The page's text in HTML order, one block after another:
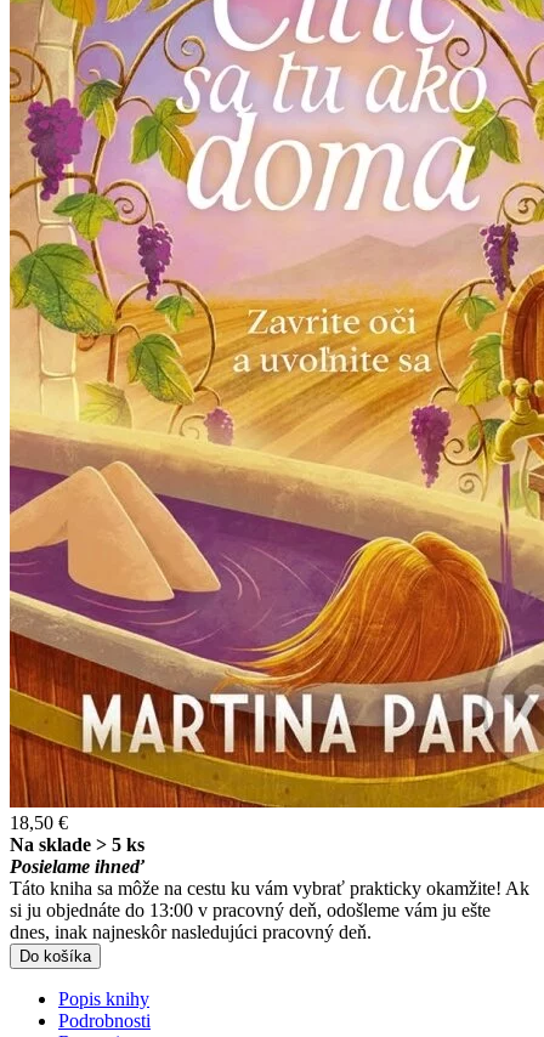
18,50 €
Na sklade > 5 ks
Posielame ihneď
Táto kniha sa môže na cestu ku vám vybrať prakticky okamžite! Ak
si ju objednáte do 13:00 v pracovný deň, odošleme vám ju ešte
dnes, inak najneskôr nasledujúci pracovný deň.
Do košíka
Popis knihy
Podrobnosti